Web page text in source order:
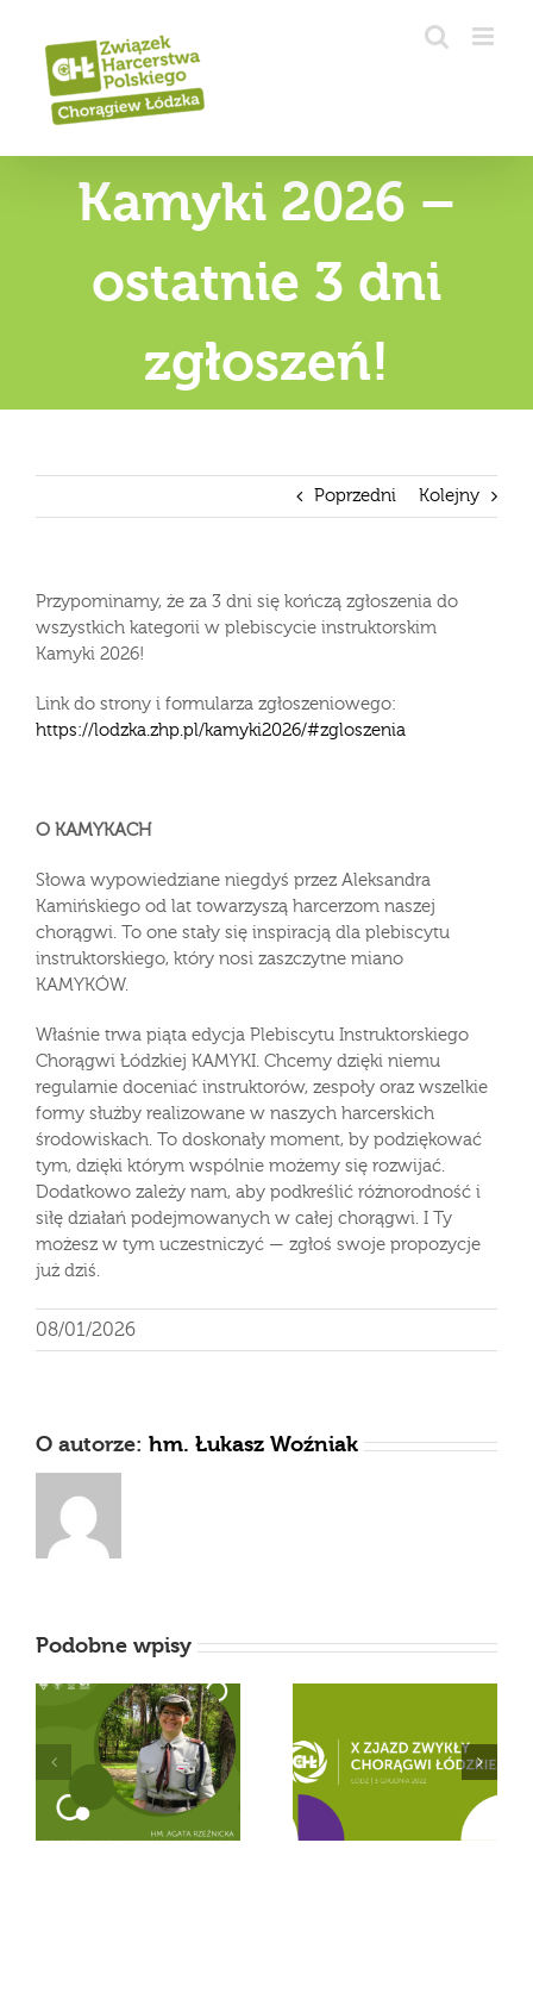
zawartości
Kamyki 2026 –
ostatnie 3 dni
zgłoszeń!
Poprzedni Kolejny
Przypominamy, że za 3 dni się kończą zgłoszenia do
wszystkich kategorii w plebiscycie instruktorskim
Kamyki 2026!
Link do strony i formularza zgłoszeniowego:
https://lodzka.zhp.pl/kamyki2026/#zgloszenia
O KAMYKACH
Słowa wypowiedziane niegdyś przez Aleksandra
Kamińskiego od lat towarzyszą harcerzom naszej
chorągwi. To one stały się inspiracją dla plebiscytu
instruktorskiego, który nosi zaszczytne miano
KAMYKÓW.
Właśnie trwa piąta edycja Plebiscytu Instruktorskiego
Chorągwi Łódzkiej KAMYKI. Chcemy dzięki niemu
regularnie doceniać instruktorów, zespoły oraz wszelkie
formy służby realizowane w naszych harcerskich
środowiskach. To doskonały moment, by podziękować
tym, dzięki którym wspólnie możemy się rozwijać.
Dodatkowo zależy nam, aby podkreślić różnorodność i
siłę działań podejmowanych w całej chorągwi. I Ty
możesz w tym uczestniczyć — zgłoś swoje propozycje
już dziś.
08/01/2026
O autorze: hm. Łukasz Woźniak
Podobne wpisy
X Zjazd Zwykły
Chorągwi Łódzkiej
przeszedł do historii
Zapraszamy na
konkurs literacki z
okazji Dnia Dziecka!